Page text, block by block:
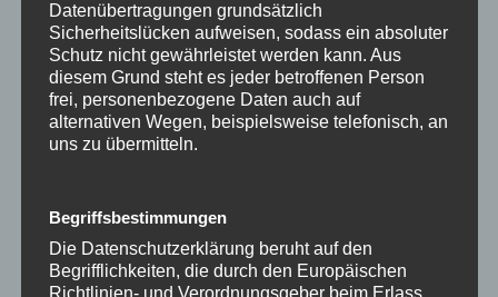
#InnererRuf#Selbstfindung #BeruflicheErfüllung
#Achtsamkeit#Lebensfreude #SynergyGespräch
#FreiheitErleben#PersönlichesWachstum#Inspiration
#Aufgabeimleben #sinnimleben
KATEGORIEN
ARBEITSLOS,CHANCEN ,KÜNDIGUNG,
TRÄUME
Datenübertragungen grundsätzlich
Sicherheitslücken aufweisen, sodass ein absoluter
Schutz nicht gewährleistet werden kann. Aus
diesem Grund steht es jeder betroffenen Person
frei, personenbezogene Daten auch auf
alternativen Wegen, beispielsweise telefonisch, an
uns zu übermitteln.
Begriffsbestimmungen
Die Datenschutzerklärung beruht auf den
Begrifflichkeiten, die durch den Europäischen
Richtlinien- und Verordnungsgeber beim Erlass